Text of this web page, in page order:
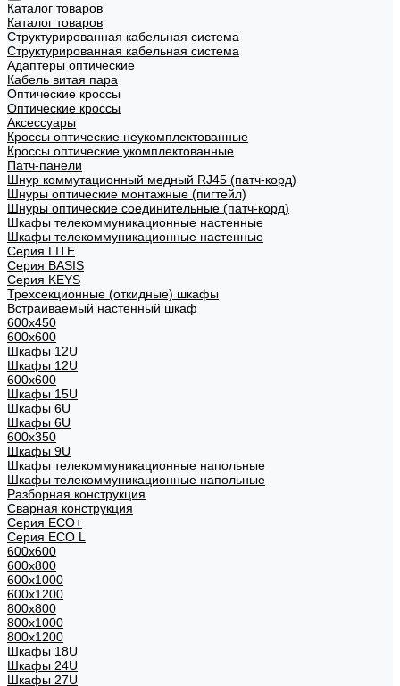
Каталог товаров
Каталог товаров
Структурированная кабельная система
Структурированная кабельная система
Адаптеры оптические
Кабель витая пара
Оптические кроссы
Оптические кроссы
Аксессуары
Кроссы оптические неукомплектованные
Кроссы оптические укомплектованные
Патч-панели
Шнур коммутационный медный RJ45 (патч-корд)
Шнуры оптические монтажные (пигтейл)
Шнуры оптические соединительные (патч-корд)
Шкафы телекоммуникационные настенные
Шкафы телекоммуникационные настенные
Cерия LITE
Cерия BASIS
Cерия KEYS
Трехсекционные (откидные) шкафы
Встраиваемый настенный шкаф
600x450
600x600
Шкафы 12U
Шкафы 12U
600x600
Шкафы 15U
Шкафы 6U
Шкафы 6U
600x350
Шкафы 9U
Шкафы телекоммуникационные напольные
Шкафы телекоммуникационные напольные
Разборная конструкция
Сварная конструкция
Серия ECO+
Серия ECO L
600x600
600x800
600х1000
600х1200
800x800
800х1000
800х1200
Шкафы 18U
Шкафы 24U
Шкафы 27U